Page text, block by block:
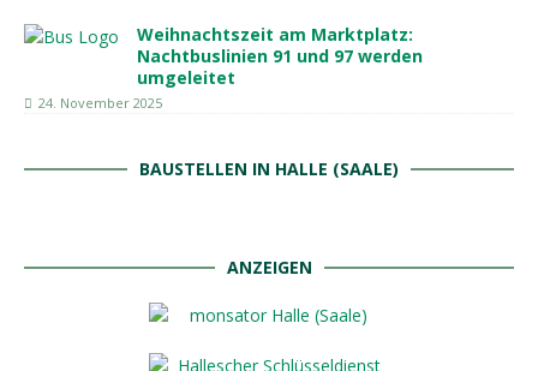
Weihnachtszeit am Marktplatz:
Nachtbuslinien 91 und 97 werden
umgeleitet
24. November 2025
BAUSTELLEN IN HALLE (SAALE)
ANZEIGEN